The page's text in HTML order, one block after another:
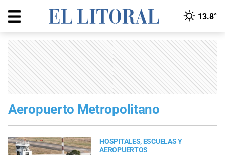
13.8°
Aeropuerto Metropolitano
HOSPITALES, ESCUELAS Y
AEROPUERTOS